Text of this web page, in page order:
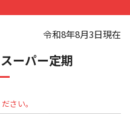
令和8年8月3日現在
ーパー定期